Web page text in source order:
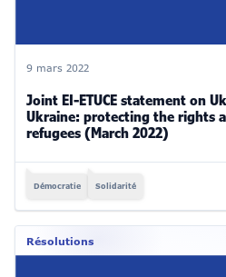
9 mars 2022
Joint EI-ETUCE statement on
Ukraine: protecting the rights
refugees (March 2022)
Démocratie Solidarité
Résolutions